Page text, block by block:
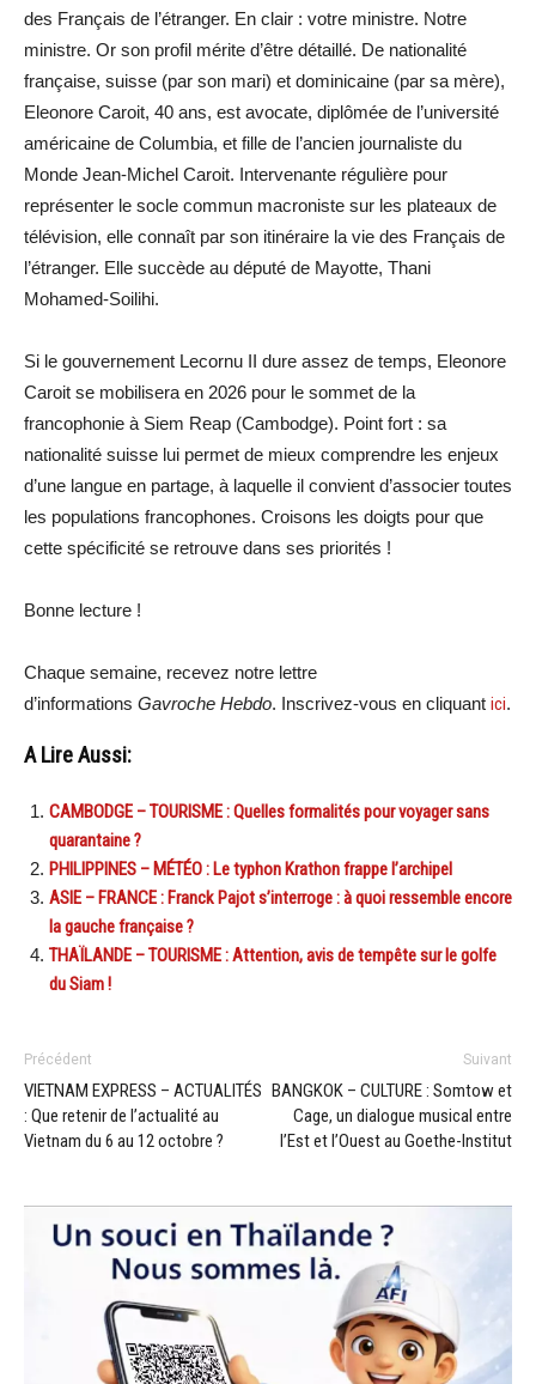
des Français de l’étranger. En clair : votre ministre. Notre
ministre. Or son profil mérite d’être détaillé. De nationalité
française, suisse (par son mari) et dominicaine (par sa mère),
Eleonore Caroit, 40 ans, est avocate, diplômée de l’université
américaine de Columbia, et fille de l’ancien journaliste du
Monde Jean-Michel Caroit. Intervenante régulière pour
représenter le socle commun macroniste sur les plateaux de
télévision, elle connaît par son itinéraire la vie des Français de
l’étranger. Elle succède au député de Mayotte, Thani
Mohamed-Soilihi.
Si le gouvernement Lecornu II dure assez de temps, Eleonore
Caroit se mobilisera en 2026 pour le sommet de la
francophonie à Siem Reap (Cambodge). Point fort : sa
nationalité suisse lui permet de mieux comprendre les enjeux
d’une langue en partage, à laquelle il convient d’associer toutes
les populations francophones. Croisons les doigts pour que
cette spécificité se retrouve dans ses priorités !
Bonne lecture !
Chaque semaine, recevez notre lettre
d’informations Gavroche Hebdo. Inscrivez-vous en cliquant ici.
A Lire Aussi:
CAMBODGE – TOURISME : Quelles formalités pour voyager sans
quarantaine ?
PHILIPPINES – MÉTÉO : Le typhon Krathon frappe l’archipel
ASIE – FRANCE : Franck Pajot s’interroge : à quoi ressemble encore
la gauche française ?
THAÏLANDE – TOURISME : Attention, avis de tempête sur le golfe
du Siam !
Précédent
VIETNAM EXPRESS – ACTUALITÉS
: Que retenir de l’actualité au
Vietnam du 6 au 12 octobre ?
Suivant
BANGKOK – CULTURE : Somtow et
Cage, un dialogue musical entre
l’Est et l’Ouest au Goethe-Institut